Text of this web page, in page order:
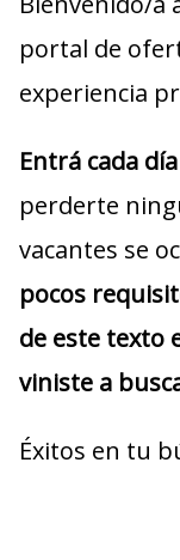
portal de
experiencia
Entrá cada
perderte
vacantes se
pocos
de este texto
viniste a
Éxitos en tu